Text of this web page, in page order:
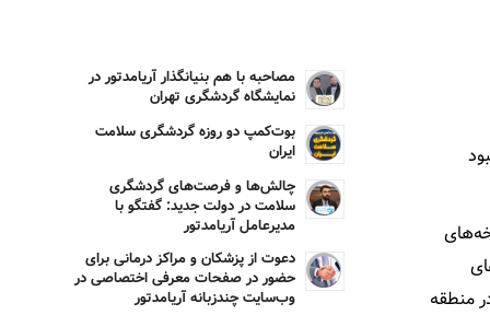
منطقه
مصاحبه با هم بنیانگذار آریامدتور در
نمایشگاه گردشگری تهران
بوت‌کمپ دو روزه گردشگری سلامت
ایران
چالش‌ها و فرصت‌های گردشگری
سلامت در دولت جدید: گفتگو با
مدیرعامل آریامدتور
دعوت از پزشکان و مراکز درمانی برای
حضور در صفحات معرفی اختصاصی در
وب‌سایت چندزبانه آریامدتور